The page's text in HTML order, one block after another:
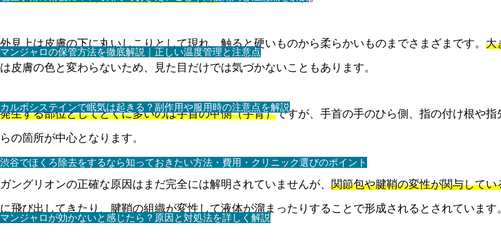
マンジャロの保管方法を徹底解説｜正しい温度管理と注意点
カルボシステインで眠気は起きる？副作用や服用時の注意点を解説
渋谷でほくろ除去をするなら知っておきたい方法・費用・クリニック選びのポイント
マンジャロが効かないと感じたら？原因と対処法を詳しく解説
外見上は皮膚の下に丸いしこりとして現れ、触ると硬いものから柔らかいものまでさまざまです。 大
は皮膚の色と変わらないため、見た目だけでは気づかないこともあります。
発生する部位としてとくに多いのは手首の甲側（手背）ですが、手首の手のひら側、指の付け根や
らの箇所が中心となります。
ガングリオンの正確な原因はまだ完全には解明されていませんが、 関節包や腱鞘の変性が関与して
に飛び出してきたり、腱鞘の組織が変性して液体が溜まったりすることで形成されるとされています